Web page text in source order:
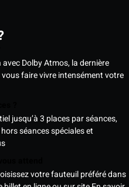
Dolby Atmos, la dernière
faire vivre intensément votre
jusqu’à 3 places par séances,
séances spéciales et
votre fauteuil préféré dans